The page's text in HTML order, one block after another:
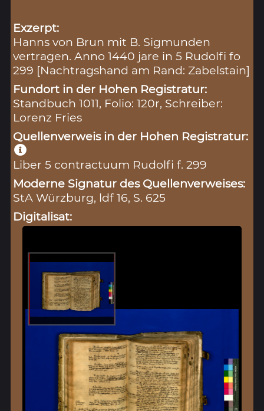
Exzerpt:
Hanns von Brun mit B. Sigmunden
vertragen. Anno 1440 jare in 5 Rudolfi fo
299 [Nachtragshand am Rand: Zabelstain]
Fundort in der Hohen Registratur:
Standbuch 1011, Folio: 120r, Schreiber:
Lorenz Fries
Quellenverweis in der Hohen Registratur:
Liber 5 contractuum Rudolfi f. 299
Moderne Signatur des Quellenverweises:
StA Würzburg, ldf 16, S. 625
Digitalisat: